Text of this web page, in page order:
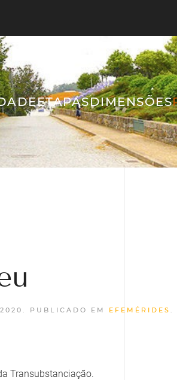
ETAPASDIMENSÕES
. PUBLICADO EM EFEMÉRIDES .
Transubstanciação.